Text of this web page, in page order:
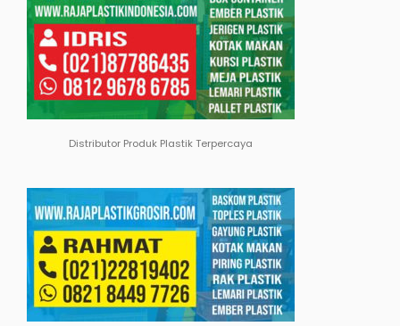
Distributor Produk Plastik Terpercaya